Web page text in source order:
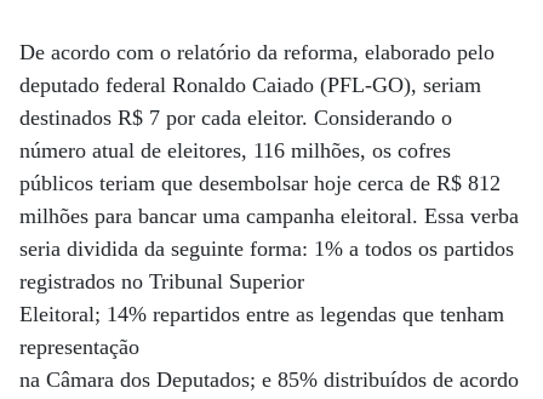
De acordo com o relatório da reforma, elaborado pelo
deputado federal Ronaldo Caiado (PFL-GO), seriam
destinados R$ 7 por cada eleitor. Considerando o
número atual de eleitores, 116 milhões, os cofres
públicos teriam que desembolsar hoje cerca de R$ 812
milhões para bancar uma campanha eleitoral. Essa verba
seria dividida da seguinte forma: 1% a todos os partidos
registrados no Tribunal Superior
Eleitoral; 14% repartidos entre as legendas que tenham
representação
na Câmara dos Deputados; e 85% distribuídos de acordo